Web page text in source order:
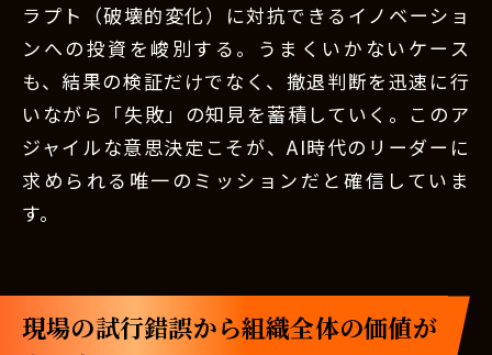
ラプト（破壊的変化）に対抗できるイノベーショ
ンへの投資を峻別する。うまくいかないケース
も、結果の検証だけでなく、撤退判断を迅速に行
いながら「失敗」の知見を蓄積していく。このア
ジャイルな意思決定こそが、AI時代のリーダーに
求められる唯一のミッションだと確信していま
す。
現場の試行錯誤から組織全体の価値が